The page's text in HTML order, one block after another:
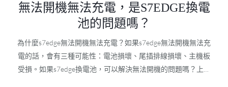
無法開機無法充電，是S7EDGE換電
池的問題嗎？
為什麼s7edge無法開機無法充電？如果s7edge無法開機無法充
電的話，會有三種可能性：電池損壞、尾插排線損壞、主機板
受損。如果s7edge換電池，可以解決無法開機的問題嗎？上面